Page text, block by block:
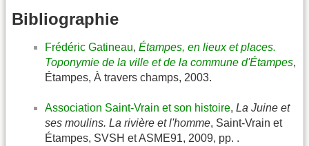
Bibliographie
Frédéric Gatineau, Étampes, en lieux et places.
Toponymie de la ville et de la commune d'Étampes,
Étampes, À travers champs, 2003.
Association Saint-Vrain et son histoire, La Juine et
ses moulins. La rivière et l'homme, Saint-Vrain et
Étampes, SVSH et ASME91, 2009, pp. .